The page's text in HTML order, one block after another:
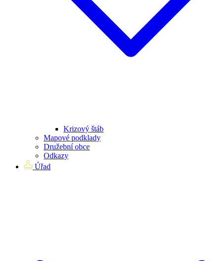
Krizový štáb
Mapové podklady
Družební obce
Odkazy
Úřad